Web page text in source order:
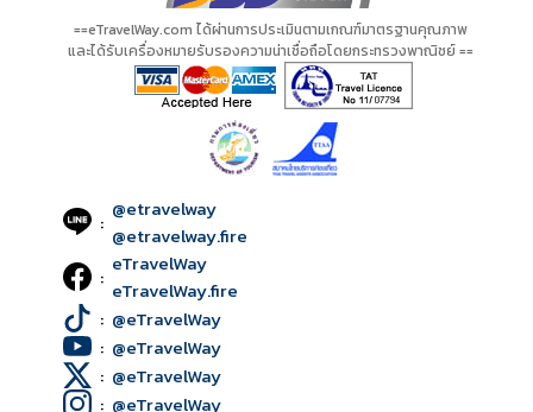
==eTravelWay.com ได้ผ่านการประเมินตามเกณฑ์มาตรฐานคุณภาพ
และได้รับเครื่องหมายรับรองความน่าเชื่อถือโดยกระทรวงพาณิชย์ ==
: @etravelway
@etravelway.fire
: eTravelWay
eTravelWay.fire
: @eTravelWay
: @eTravelWay
: @eTravelWay
: @eTravelWay